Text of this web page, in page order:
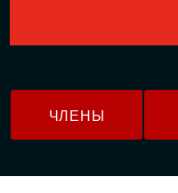
ЧЛЕНЫ